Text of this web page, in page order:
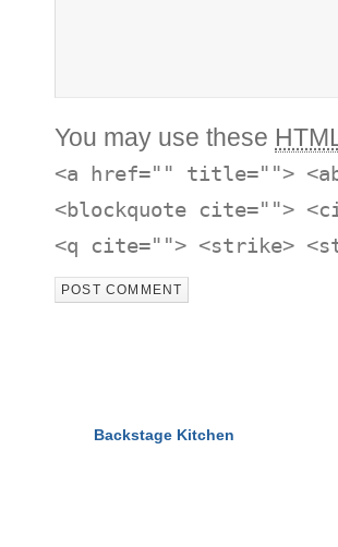
You may use these
<a href="" title="">
<blockquote cite="">
<q cite=""> <strike>
Backstage Kitchen